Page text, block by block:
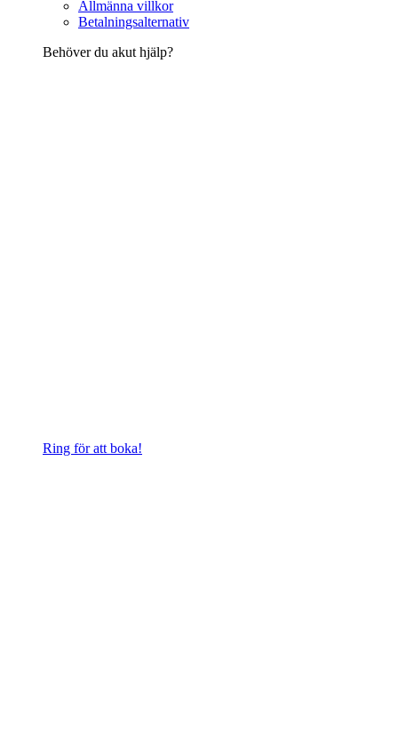
Allmänna villkor
Betalningsalternativ
Behöver du akut hjälp?
Ring för att boka!